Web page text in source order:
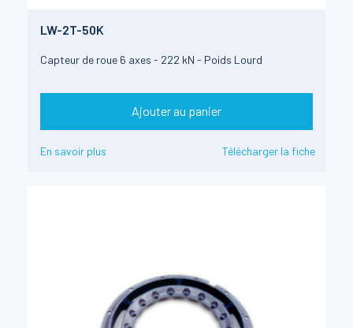
LW-2T-50K
Capteur de roue 6 axes - 222 kN - Poids Lourd
Ajouter au panier
En savoir plus Télécharger la fiche